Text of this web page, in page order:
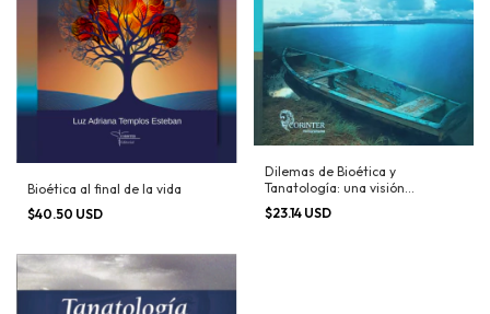
Bioética al final de la vida
$40.50 USD
Dilemas de Bioética y
Tanatología: una visión
complementaria
$23.14 USD